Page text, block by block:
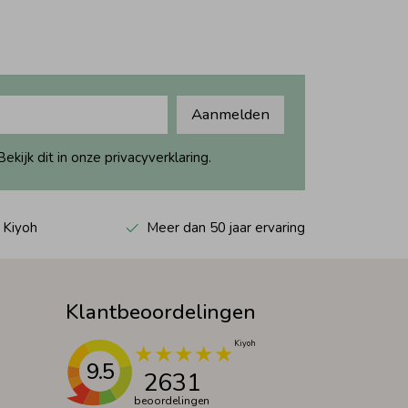
Aanmelden
dit in onze privacyverklaring.
Meer dan 50 jaar ervaring
Klantbeoordelingen
9.5 2631
beoordelingen